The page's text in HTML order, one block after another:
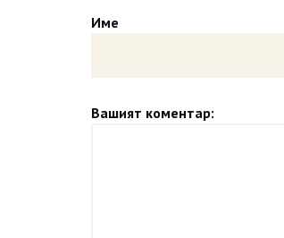
Име
Вашият коментар: